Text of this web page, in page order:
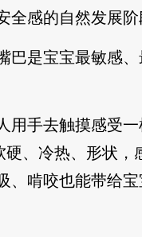
全感的自然发展阶
巴是宝宝最敏感
用手去触摸感受
硬、冷热、形状，
、啃咬也能带给